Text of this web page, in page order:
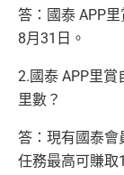
答：國泰 APP
8月31日。
2.國泰 APP里
里數？
答： 現有國泰會
任務最高可賺取